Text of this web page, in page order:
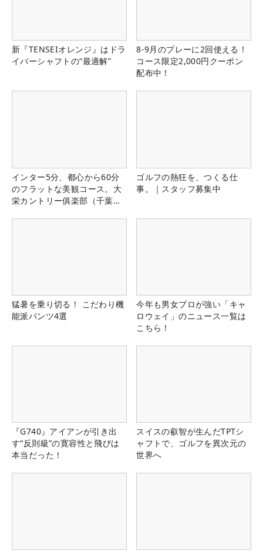
新『TENSEIオレンジ』はドラ
イバーシャフトの“最適解”
8-9月のプレーに2回使える！
コース限定2,000円クーポン
配布中！
インター5分、都心から60分
のフラットな美観コース。大
栄カントリー俱楽部（千葉
ゴルフの熱狂を、つくる仕
事。｜スタッフ募集中
猛暑を乗り切る！ こだわり機
能派パンツ4選
今年も男女プロが強い「キャ
ロウェイ」のニュース一覧は
こちら！
『G740』アイアンが引き出
す“反則級”の寛容性と飛びは
本当だった！
スイスの叡智が生んだTPTシ
ャフトで、ゴルフを異次元の
世界へ